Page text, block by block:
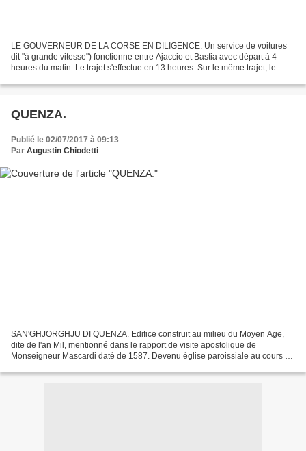
LE GOUVERNEUR DE LA CORSE EN DILIGENCE. Un service de voitures
dit "à grande vitesse") fonctionne entre Ajaccio et Bastia avec départ à 4
heures du matin. Le trajet s'effectue en 13 heures. Sur le même trajet, le
QUENZA.
Publié le 02/07/2017 à 09:13
Par Augustin Chiodetti
SAN'GHJORGHJU DI QUENZA. Edifice construit au milieu du Moyen Age,
dite de l'an Mil, mentionné dans le rapport de visite apostolique de
Monseigneur Mascardi daté de 1587. Devenu église paroissiale au cours du